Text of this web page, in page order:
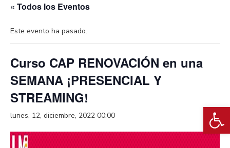
« Todos los Eventos
Este evento ha pasado.
Curso CAP RENOVACIÓN en una
SEMANA ¡PRESENCIAL Y
STREAMING!
lunes, 12, diciembre, 2022 00:00